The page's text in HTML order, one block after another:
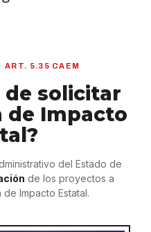
ART. 5.35 CAEM
de solicitar
de Impacto
del Estado de
de los proyectos a
Impacto Estatal.